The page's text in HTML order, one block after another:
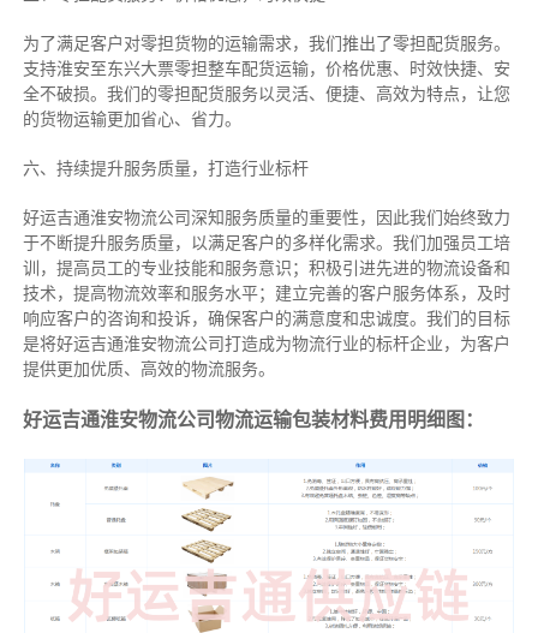
为了满足客户对零担货物的运输需求，我们推出了零担配货服务。
支持淮安至东兴大票零担整车配货运输，价格优惠、时效快捷、安
全不破损。我们的零担配货服务以灵活、便捷、高效为特点，让您
的货物运输更加省心、省力。
六、持续提升服务质量，打造行业标杆
好运吉通淮安物流公司深知服务质量的重要性，因此我们始终致力
于不断提升服务质量，以满足客户的多样化需求。我们加强员工培
训，提高员工的专业技能和服务意识；积极引进先进的物流设备和
技术，提高物流效率和服务水平；建立完善的客户服务体系，及时
响应客户的咨询和投诉，确保客户的满意度和忠诚度。我们的目标
是将好运吉通淮安物流公司打造成为物流行业的标杆企业，为客户
提供更加优质、高效的物流服务。
好运吉通淮安物流公司物流运输包装材料费用明细图：